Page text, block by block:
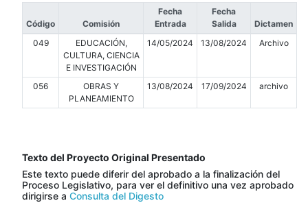
Código Comisión
Fecha
Entrada
Fecha
Salida
Dictamen
049
EDUCACIÓN,
CULTURA, CIENCIA
E INVESTIGACIÓN
14/05/2024 13/08/2024 Archivo
056
OBRAS Y
PLANEAMIENTO
13/08/2024 17/09/2024 archivo
Texto del Proyecto Original Presentado
Este texto puede diferir del aprobado a la finalización del
Proceso Legislativo, para ver el definitivo una vez aprobado
dirigirse a Consulta del Digesto